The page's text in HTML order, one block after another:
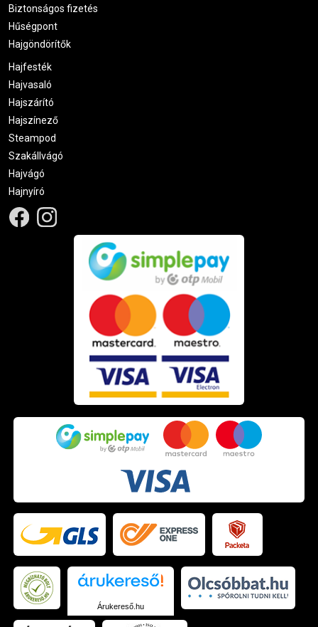
Biztonságos fizetés
Hűségpont
Hajgöndörítők
Hajfesték
Hajvasaló
Hajszárító
Hajszínező
Steampod
Szakállvágó
Hajvágó
Hajnyíró
Árukereső.hu